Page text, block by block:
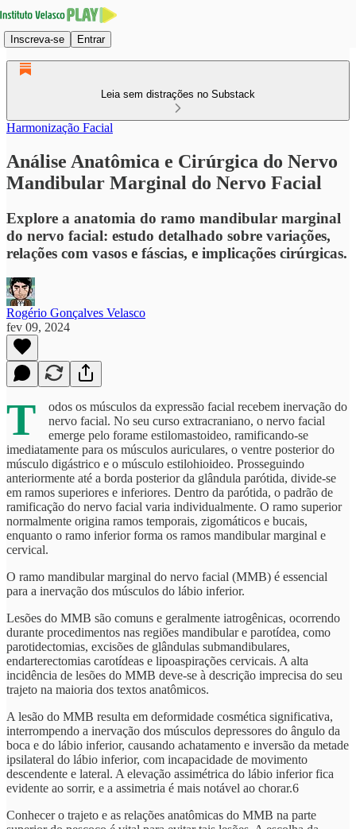
Inscreva-se Entrar
Leia sem distrações no Substack
Harmonização Facial
Análise Anatômica e Cirúrgica do Nervo
Mandibular Marginal do Nervo Facial
Explore a anatomia do ramo mandibular marginal
do nervo facial: estudo detalhado sobre variações,
relações com vasos e fáscias, e implicações cirúrgicas.
Rogério Gonçalves Velasco
fev 09, 2024
T
odos os músculos da expressão facial recebem inervação do
nervo facial. No seu curso extracraniano, o nervo facial
emerge pelo forame estilomastoideo, ramificando-se
imediatamente para os músculos auriculares, o ventre posterior do
músculo digástrico e o músculo estilohioideo. Prosseguindo
anteriormente até a borda posterior da glândula parótida, divide-se
em ramos superiores e inferiores. Dentro da parótida, o padrão de
ramificação do nervo facial varia individualmente. O ramo superior
normalmente origina ramos temporais, zigomáticos e bucais,
enquanto o ramo inferior forma os ramos mandibular marginal e
cervical.
O ramo mandibular marginal do nervo facial (MMB) é essencial
para a inervação dos músculos do lábio inferior.
Lesões do MMB são comuns e geralmente iatrogênicas, ocorrendo
durante procedimentos nas regiões mandibular e parotídea, como
parotidectomias, excisões de glândulas submandibulares,
endarterectomias carotídeas e lipoaspirações cervicais. A alta
incidência de lesões do MMB deve-se à descrição imprecisa do seu
trajeto na maioria dos textos anatômicos.
A lesão do MMB resulta em deformidade cosmética significativa,
interrompendo a inervação dos músculos depressores do ângulo da
boca e do lábio inferior, causando achatamento e inversão da metade
ipsilateral do lábio inferior, com incapacidade de movimento
descendente e lateral. A elevação assimétrica do lábio inferior fica
evidente ao sorrir, e a assimetria é mais notável ao chorar.6
Conhecer o trajeto e as relações anatômicas do MMB na parte